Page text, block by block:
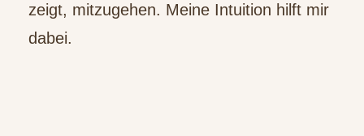
zeigt, mitzugehen. Meine Intuition hilft mir
dabei.